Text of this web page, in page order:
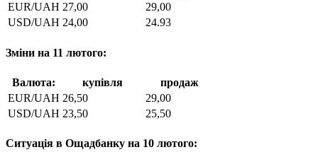
EUR/UAH 27,00
29,00
USD/UAH 24,00 24.93
Зміни на 11 лютого:
Валюта: купiвля
продаж
EUR/UAH 26,50
29,00
USD/UAH 23,50 25,50
Ситуація в Ощадбанку на 10 лютого: